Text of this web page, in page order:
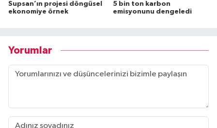
Supsan’ın projesi döngüsel
ekonomiye örnek
5 bin ton karbon
emisyonunu dengeledi
Yorumlar